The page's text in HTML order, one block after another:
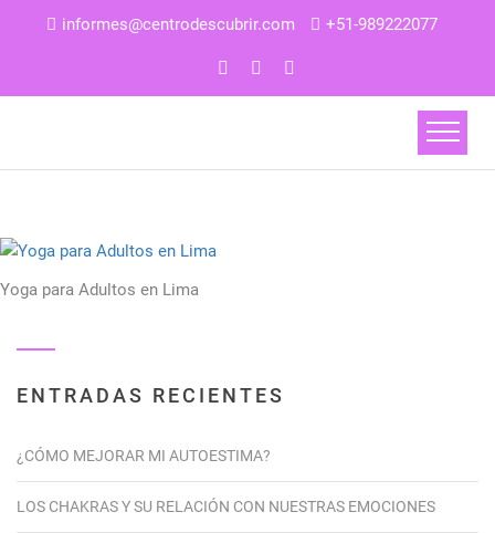
informes@centrodescubrir.com +51-989222077
Yoga para Adultos en Lima
ENTRADAS RECIENTES
¿CÓMO MEJORAR MI AUTOESTIMA?
LOS CHAKRAS Y SU RELACIÓN CON NUESTRAS EMOCIONES